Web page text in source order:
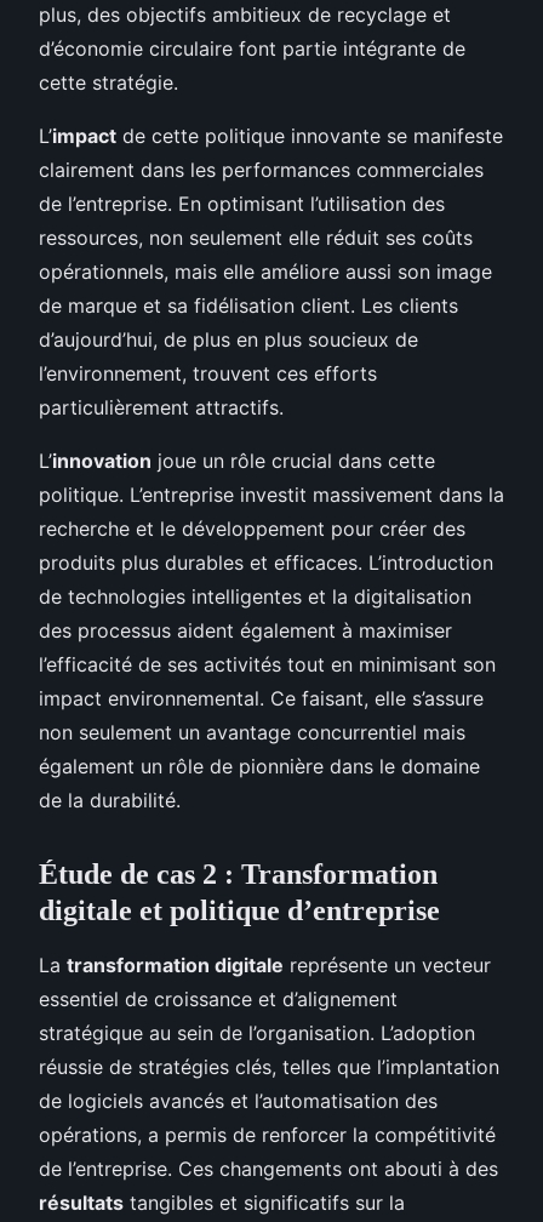
plus, des objectifs ambitieux de recyclage et
d’économie circulaire font partie intégrante de
cette stratégie.
L’impact de cette politique innovante se manifeste
clairement dans les performances commerciales
de l’entreprise. En optimisant l’utilisation des
ressources, non seulement elle réduit ses coûts
opérationnels, mais elle améliore aussi son image
de marque et sa fidélisation client. Les clients
d’aujourd’hui, de plus en plus soucieux de
l’environnement, trouvent ces efforts
particulièrement attractifs.
L’innovation joue un rôle crucial dans cette
politique. L’entreprise investit massivement dans la
recherche et le développement pour créer des
produits plus durables et efficaces. L’introduction
de technologies intelligentes et la digitalisation
des processus aident également à maximiser
l’efficacité de ses activités tout en minimisant son
impact environnemental. Ce faisant, elle s’assure
non seulement un avantage concurrentiel mais
également un rôle de pionnière dans le domaine
de la durabilité.
Étude de cas 2 : Transformation
digitale et politique d’entreprise
La transformation digitale représente un vecteur
essentiel de croissance et d’alignement
stratégique au sein de l’organisation. L’adoption
réussie de stratégies clés, telles que l’implantation
de logiciels avancés et l’automatisation des
opérations, a permis de renforcer la compétitivité
de l’entreprise. Ces changements ont abouti à des
résultats tangibles et significatifs sur la